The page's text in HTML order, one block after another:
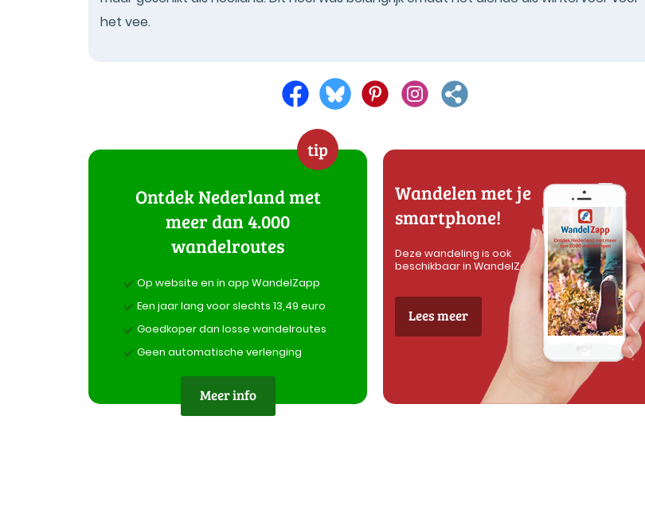
het vee.
tip
Ontdek Nederland met
meer dan 4.000
wandelroutes
Op website en in app WandelZapp
Een jaar lang voor slechts 13,49 euro
Goedkoper dan losse wandelroutes
Geen automatische verlenging
Meer info
Wandelen met je
smartphone!
Deze wandeling is ook
beschikbaar in WandelZapp
Lees meer